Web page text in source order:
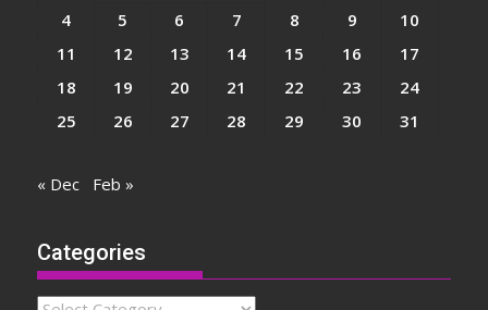
4
5 6 7 8 9
10
11
12 13 14 15 16
17
18
19 20 21 22 23
24
25
26 27 28 29 30 31
« Dec Feb »
Categories